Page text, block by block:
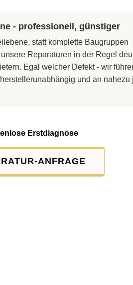
- professionell, günstiger
statt komplette Baugruppen
Reparaturen in der Regel
Egal welcher Defekt - wir
und an nahezu
Erstdiagnose
ANFRAGE